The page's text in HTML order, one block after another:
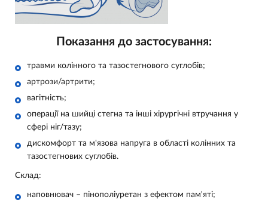
Показання до застосування:
травми колінного та тазостегнового суглобів;
артрози/артрити;
вагітність;
операції на шийці стегна та інші хірургічні втручання у
сфері ніг/тазу;
дискомфорт та м'язова напруга в області колінних та
тазостегнових суглобів.
Склад:
наповнювач – пінополіуретан з ефектом пам'яті;